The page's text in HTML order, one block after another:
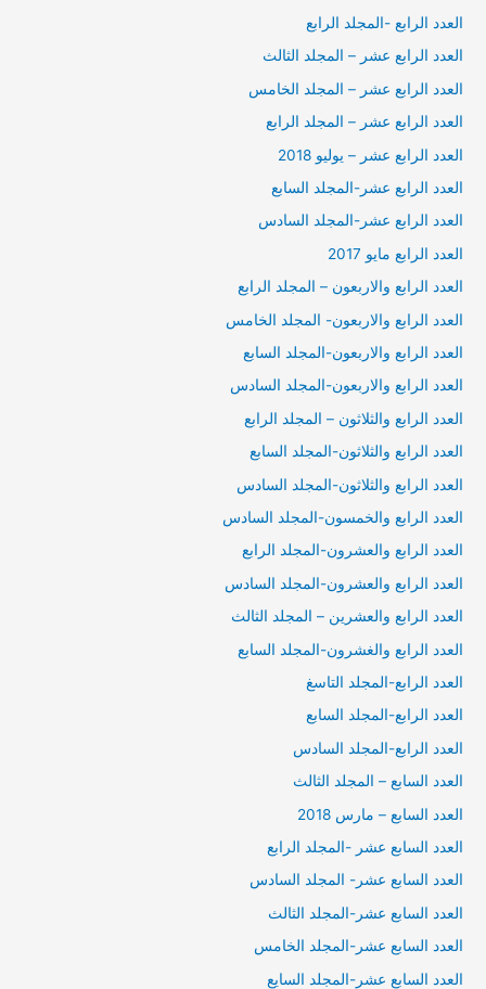
العدد الرابع -المجلد الرابع
العدد الرابع عشر – المجلد الثالث
العدد الرابع عشر – المجلد الخامس
العدد الرابع عشر – المجلد الرابع
العدد الرابع عشر – يوليو 2018
العدد الرابع عشر-المجلد السابع
العدد الرابع عشر-المجلد السادس
العدد الرابع مايو 2017
العدد الرابع والاربعون – المجلد الرابع
العدد الرابع والاربعون- المجلد الخامس
العدد الرابع والاربعون-المجلد السابع
العدد الرابع والاربعون-المجلد السادس
العدد الرابع والثلاثون – المجلد الرابع
العدد الرابع والثلاثون-المجلد السابع
العدد الرابع والثلاثون-المجلد السادس
العدد الرابع والخمسون-المجلد السادس
العدد الرابع والعشرون-المجلد الرابع
العدد الرابع والعشرون-المجلد السادس
العدد الرابع والعشرين – المجلد الثالث
العدد الرابع والغشرون-المجلد السابع
العدد الرابع-المجلد التاسغ
العدد الرابع-المجلد السابع
العدد الرابع-المجلد السادس
العدد السابع – المجلد الثالث
العدد السابع – مارس 2018
العدد السابع عشر -المجلد الرابع
العدد السابع عشر- المجلد السادس
العدد السابع عشر-المجلد الثالث
العدد السابع عشر-المجلد الخامس
العدد السابع عشر-المجلد السايع